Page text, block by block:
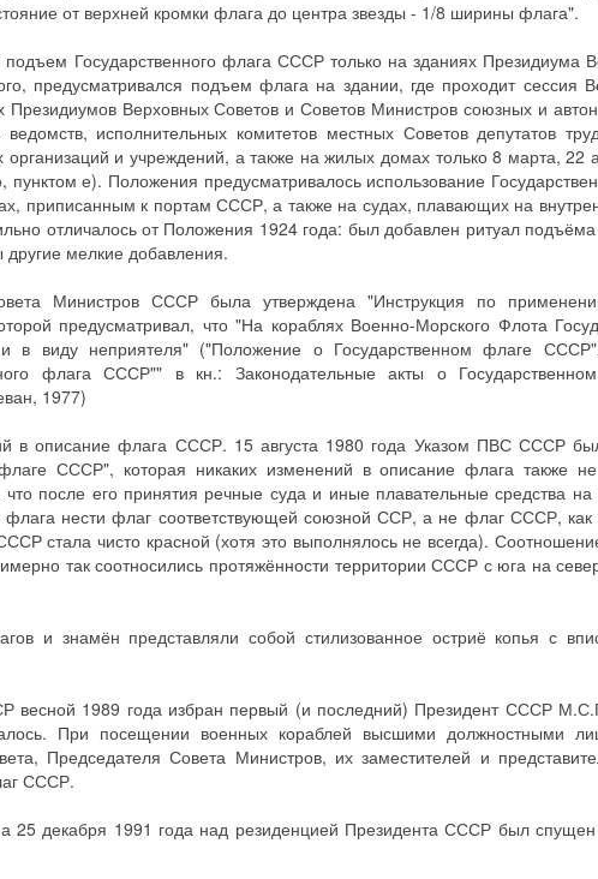
от верхней кромки флага до центра звезды - 1/8 ширины флага".
Государственного флага СССР только на зданиях Президиума
предусматривался подъем флага на здании, где проходит сессия
Верховных Советов и Советов Министров союзных и
исполнительных комитетов местных Советов депутатов
организаций и учреждений, а также на жилых домах только 8 марта,
е). Положения предусматривалось использование
приписанным к портам СССР, а также на судах, плавающих на
отличалось от Положения 1924 года: был добавлен ритуал подъёма
мелкие добавления.
Министров СССР была утверждена "Инструкция по
предусматривал, что "На кораблях Военно-Морского Флота
виду неприятеля" ("Положение о Государственном флаге
флага СССР"" в кн.: Законодательные акты о
1977)
в описание флага СССР. 15 августа 1980 года Указом ПВС СССР
СССР", которая никаких изменений в описание флага также
после его принятия речные суда и иные плавательные средства на
флага нести флаг соответствующей союзной ССР, а не флаг СССР,
стала чисто красной (хотя это выполнялось не всегда).
так соотносились протяжённости территории СССР с юга на
и знамён представляли собой стилизованное остриё копья с
весной 1989 года избран первый (и последний) Президент СССР
При посещении военных кораблей высшими должностными
Председателя Совета Министров, их заместителей и
СССР.
25 декабря 1991 года над резиденцией Президента СССР был спущен